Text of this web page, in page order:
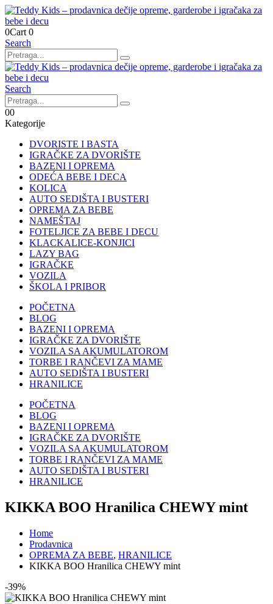
0Cart 0
Search
Search
00
Kategorije
DVORISTE I BASTA
IGRAČKE ZA DVORIŠTE
BAZENI I OPREMA
ODEĆA BEBE I DECA
KOLICA
AUTO SEDIŠTA I BUSTERI
OPREMA ZA BEBE
NAMEŠTAJ
FOTELJICE ZA BEBE I DECU
KLACKALICE-KONJICI
LAZY BAG
IGRAČKE
VOZILA
ŠKOLA I PRIBOR
POČETNA
BLOG
BAZENI I OPREMA
IGRAČKE ZA DVORIŠTE
VOZILA SA AKUMULATOROM
TORBE I RANČEVI ZA MAME
AUTO SEDIŠTA I BUSTERI
HRANILICE
POČETNA
BLOG
BAZENI I OPREMA
IGRAČKE ZA DVORIŠTE
VOZILA SA AKUMULATOROM
TORBE I RANČEVI ZA MAME
AUTO SEDIŠTA I BUSTERI
HRANILICE
KIKKA BOO Hranilica CHEWY mint
Home
Prodavnica
OPREMA ZA BEBE, HRANILICE
KIKKA BOO Hranilica CHEWY mint
-39%